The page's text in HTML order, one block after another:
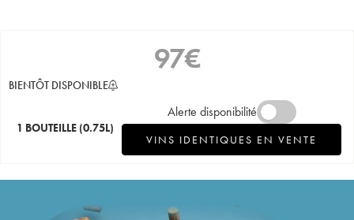
BIENTÔT DISPONIBLE
97€
1 BOUTEILLE (0.75L)
Alerte disponibilité
VINS IDENTIQUES EN VENTE